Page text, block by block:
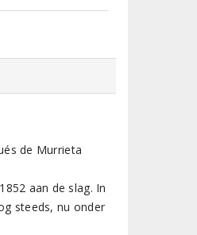
aan de slag. In
steeds, nu onder